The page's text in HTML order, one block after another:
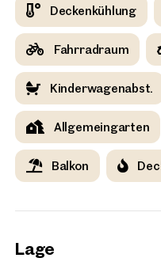
Deckenkühlung
Fahrradraum
Kinderwagenabst.
Allgemeingarten
Balkon
Lage